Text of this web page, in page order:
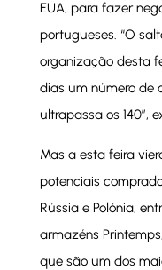
EUA, para fazer
portugueses. “O
organização desta
dias um número de
ultrapassa os 140”,
Mas a esta feira
potenciais
Rússia e Polónia,
armazéns
que são um dos